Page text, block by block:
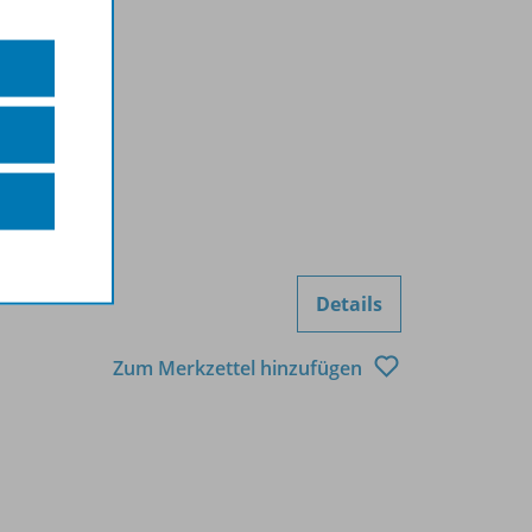
Details
Zum Merkzettel hinzufügen